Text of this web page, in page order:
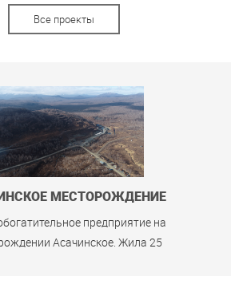
Все проекты
МЕСТОРОЖДЕНИЕ
предприятие на
Асачинское. Жила 25